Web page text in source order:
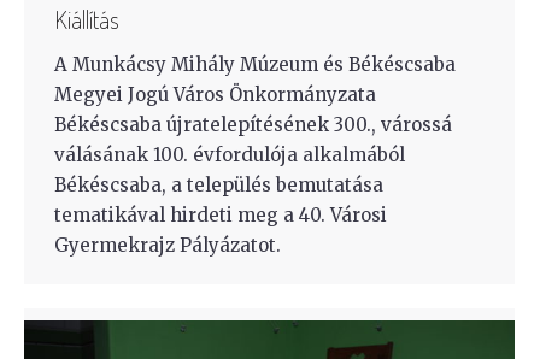
Kiállítás
A Munkácsy Mihály Múzeum és Békéscsaba
Megyei Jogú Város Önkormányzata
Békéscsaba újratelepítésének 300., várossá
válásának 100. évfordulója alkalmából
Békéscsaba, a település bemutatása
tematikával hirdeti meg a 40. Városi
Gyermekrajz Pályázatot.